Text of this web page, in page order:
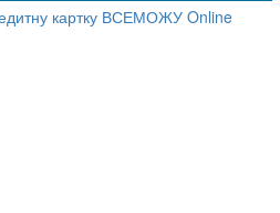
картку ВСЕМОЖУ Online